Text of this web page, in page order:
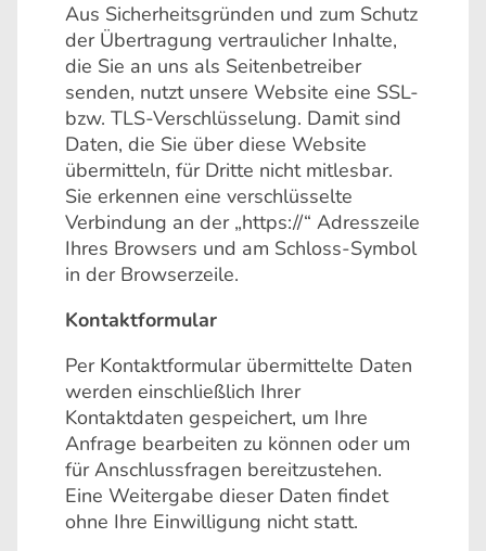
Aus Sicherheitsgründen und zum Schutz
der Übertragung vertraulicher Inhalte,
die Sie an uns als Seitenbetreiber
senden, nutzt unsere Website eine SSL-
bzw. TLS-Verschlüsselung. Damit sind
Daten, die Sie über diese Website
übermitteln, für Dritte nicht mitlesbar.
Sie erkennen eine verschlüsselte
Verbindung an der „https://“ Adresszeile
Ihres Browsers und am Schloss-Symbol
in der Browserzeile.
Kontaktformular
Per Kontaktformular übermittelte Daten
werden einschließlich Ihrer
Kontaktdaten gespeichert, um Ihre
Anfrage bearbeiten zu können oder um
für Anschlussfragen bereitzustehen.
Eine Weitergabe dieser Daten findet
ohne Ihre Einwilligung nicht statt.